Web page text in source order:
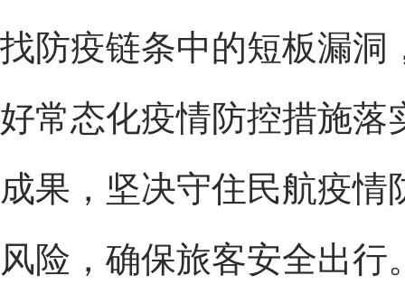
找防疫链条中的短板漏洞
好常态化疫情防控措施落
成果，坚决守住民航疫
风险，确保旅客安全出